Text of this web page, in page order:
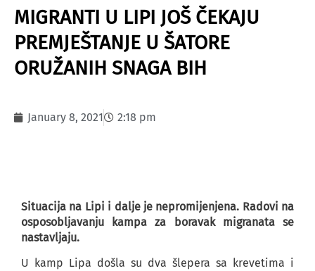
MIGRANTI U LIPI JOŠ ČEKAJU
PREMJEŠTANJE U ŠATORE
ORUŽANIH SNAGA BIH
January 8, 2021 2:18 pm
Situacija na Lipi i dalje je nepromijenjena. Radovi na
osposobljavanju kampa za boravak migranata se
nastavljaju.
U kamp Lipa došla su dva šlepera sa krevetima i